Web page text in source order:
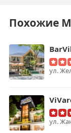
Похожие
ул.
ул.